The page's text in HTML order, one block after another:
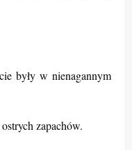
były w nienagannym
zapachów.